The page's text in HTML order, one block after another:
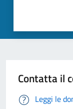
Contatta il
Leggi le